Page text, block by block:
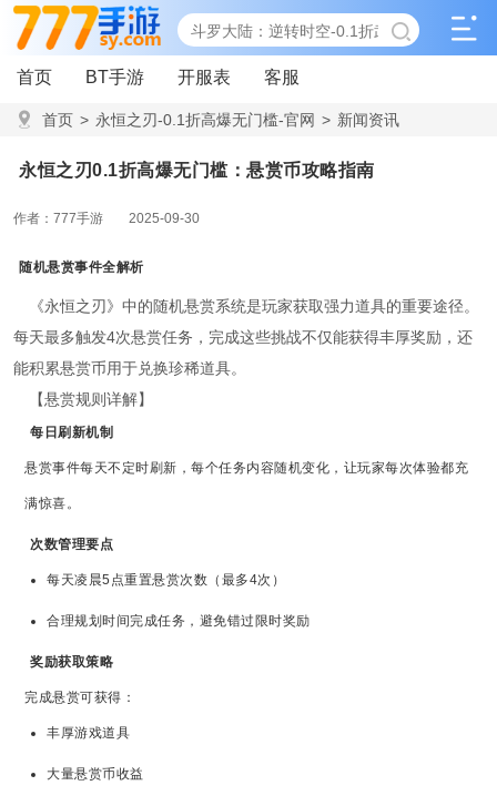
首页 BT手游 开服表 客服
首页 > 永恒之刃-0.1折高爆无门槛-官网 > 新闻资讯
永恒之刃0.1折高爆无门槛：悬赏币攻略指南
作者：777手游 2025-09-30
随机悬赏事件全解析
《永恒之刃》中的随机悬赏系统是玩家获取强力道具的重要途径。
每天最多触发4次悬赏任务，完成这些挑战不仅能获得丰厚奖励，还
能积累悬赏币用于兑换珍稀道具。
【悬赏规则详解】
每日刷新机制
悬赏事件每天不定时刷新，每个任务内容随机变化，让玩家每次体验都充
满惊喜。
次数管理要点
每天凌晨5点重置悬赏次数（最多4次）
合理规划时间完成任务，避免错过限时奖励
奖励获取策略
完成悬赏可获得：
丰厚游戏道具
大量悬赏币收益